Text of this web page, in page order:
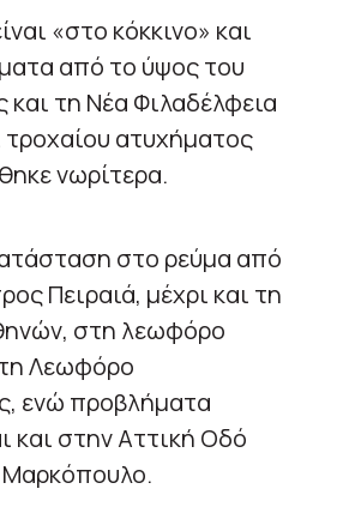
«στο κόκκινο» και
από το ύψος του
και τη Νέα Φιλαδέλφεια
τροχαίου ατυχήματος
νωρίτερα.
στο ρεύμα από
Πειραιά, μέχρι και τη
στη λεωφόρο
Λεωφόρο
ενώ προβλήματα
και στην Αττική Οδό
Μαρκόπουλο.